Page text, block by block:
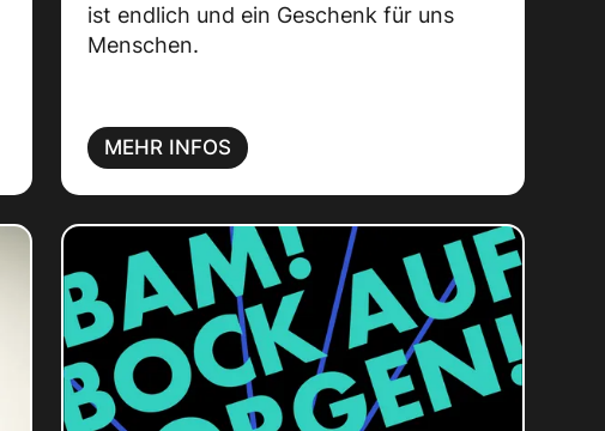
ist endlich und ein Geschenk für uns
Menschen.
MEHR INFOS